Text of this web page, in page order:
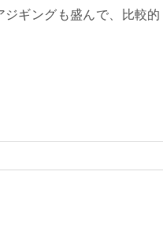
ギングも盛んで、比較的